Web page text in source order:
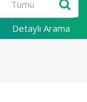
Detaylı Arama